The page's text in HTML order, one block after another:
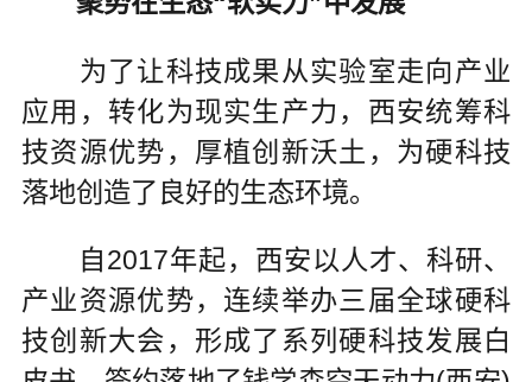
为了让科技成果从实验室走向产业
应用，转化为现实生产力，西安统筹科
技资源优势，厚植创新沃土，为硬科技
落地创造了良好的生态环境。
自2017年起，西安以人才、科研、
产业资源优势，连续举办三届全球硬科
技创新大会，形成了系列硬科技发展白